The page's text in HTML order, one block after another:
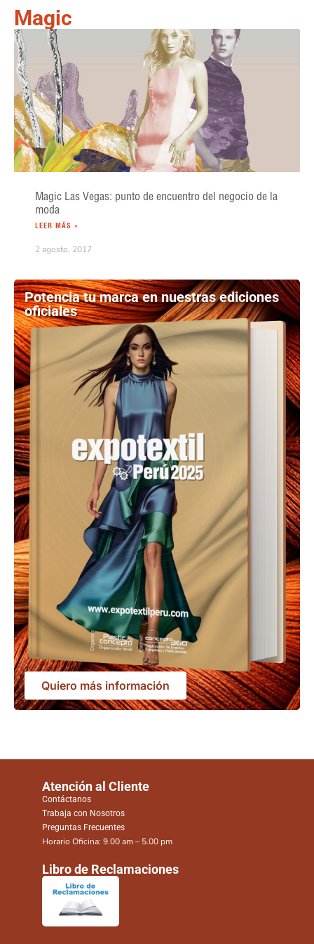
Magic
Magic Las Vegas: punto de encuentro del negocio de la
moda
LEER MÁS »
2 agosto, 2017
Potencia tu marca en nuestras ediciones
oficiales
Quiero más información
Atención al Cliente
Contáctanos
Trabaja con Nosotros
Preguntas Frecuentes
Horario Oficina: 9.00 am – 5.00 pm
Libro de Reclamaciones